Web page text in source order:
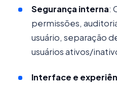
Segurança interna:
permissões,
usuário, separação
usuários ativos/
Interface e